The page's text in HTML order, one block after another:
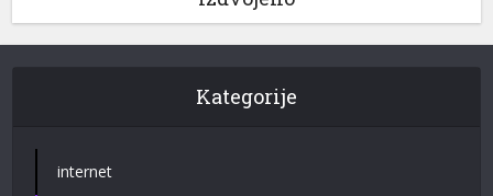
Kategorije
internet